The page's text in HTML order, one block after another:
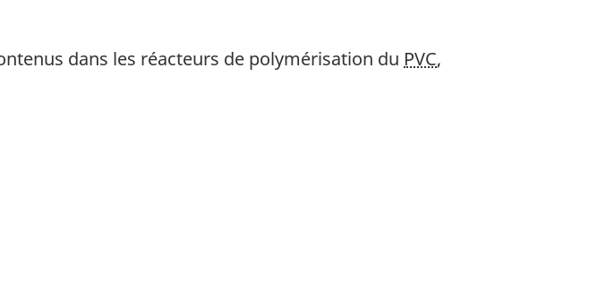
dans les réacteurs de polymérisation du PVC,